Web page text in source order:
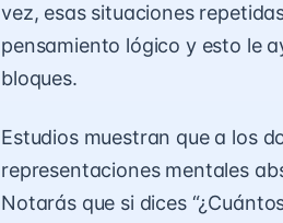
vez, esas situaciones
pensamiento lógico y esto le
bloques.
Estudios muestran que a los
representaciones mentales
Notarás que si dices